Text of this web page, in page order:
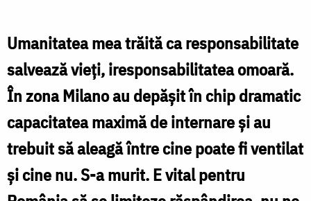
Umanitatea mea trăită ca responsabilitate
salvează vieți, iresponsabilitatea omoară.
În zona Milano au depășit în chip dramatic
capacitatea maximă de internare și au
trebuit să aleagă între cine poate fi ventilat
și cine nu. S-a murit. E vital pentru